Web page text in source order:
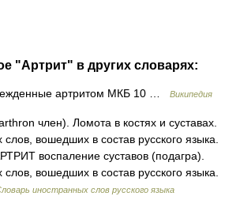
"Артрит" в других словарях:
артритом МКБ 10 … Википедия
член). Ломота в костях и суставах.
вошедших в состав русского языка.
воспаление суставов (подагра).
вошедших в состав русского языка.
иностранных слов русского языка